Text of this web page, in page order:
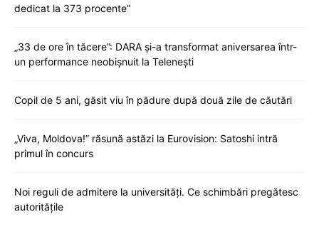
dedicat la 373 procente”
„33 de ore în tăcere”: DARA și-a transformat aniversarea într-
un performance neobișnuit la Telenești
Copil de 5 ani, găsit viu în pădure după două zile de căutări
„Viva, Moldova!” răsună astăzi la Eurovision: Satoshi intră
primul în concurs
Noi reguli de admitere la universități. Ce schimbări pregătesc
autoritățile